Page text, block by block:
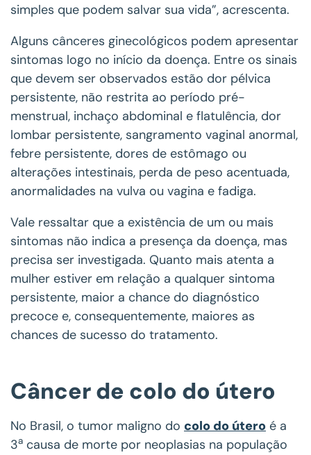
simples que podem salvar sua vida”, acrescenta.
Alguns cânceres ginecológicos podem apresentar
sintomas logo no início da doença. Entre os sinais
que devem ser observados estão dor pélvica
persistente, não restrita ao período pré-
menstrual, inchaço abdominal e flatulência, dor
lombar persistente, sangramento vaginal anormal,
febre persistente, dores de estômago ou
alterações intestinais, perda de peso acentuada,
anormalidades na vulva ou vagina e fadiga.
Vale ressaltar que a existência de um ou mais
sintomas não indica a presença da doença, mas
precisa ser investigada. Quanto mais atenta a
mulher estiver em relação a qualquer sintoma
persistente, maior a chance do diagnóstico
precoce e, consequentemente, maiores as
chances de sucesso do tratamento.
Câncer de colo do útero
No Brasil, o tumor maligno do colo do útero é a
3a causa de morte por neoplasias na população